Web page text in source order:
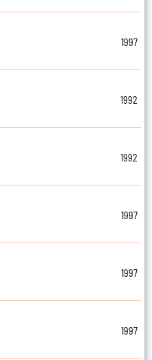
1997
1992
1992
1997
1997
1997